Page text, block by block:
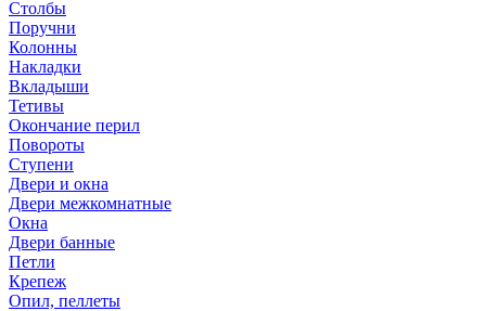
Столбы
Поручни
Колонны
Накладки
Вкладыши
Тетивы
Окончание перил
Повороты
Ступени
Двери и окна
Двери межкомнатные
Окна
Двери банные
Петли
Крепеж
Опил, пеллеты